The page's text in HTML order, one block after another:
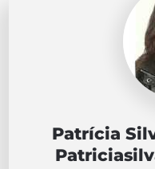
Patrícia